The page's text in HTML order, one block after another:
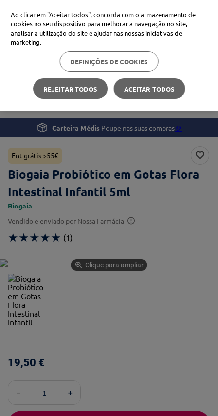
Procure no Marketplace Médis
Pesquisas mais comuns
xiaomi
uriage
4º svr
Bem-estar
Suplementos e Vitaminas
Biogaia Probiótico em Gotas Flora Intestinal Infantil
Carteira Médis Poupe nas suas compras🪙
Ent grátis >55€
Biogaia Probiótico em Gotas Flora
Intestinal Infantil 5ml
Biogaia
Vendido e enviado por Nossa Farmácia
★★★★★ (1)
Clique para ampliar
19,50 €
＋
－
Ao clicar em "Aceitar todos", concorda com o armazenamento de
cookies no seu dispositivo para melhorar a navegação no site,
analisar a utilização do site e ajudar nas nossas iniciativas de
marketing.
DEFINIÇÕES DE COOKIES
REJEITAR TODOS ACEITAR TODOS